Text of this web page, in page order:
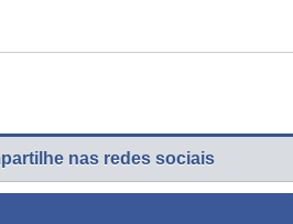
nas redes sociais